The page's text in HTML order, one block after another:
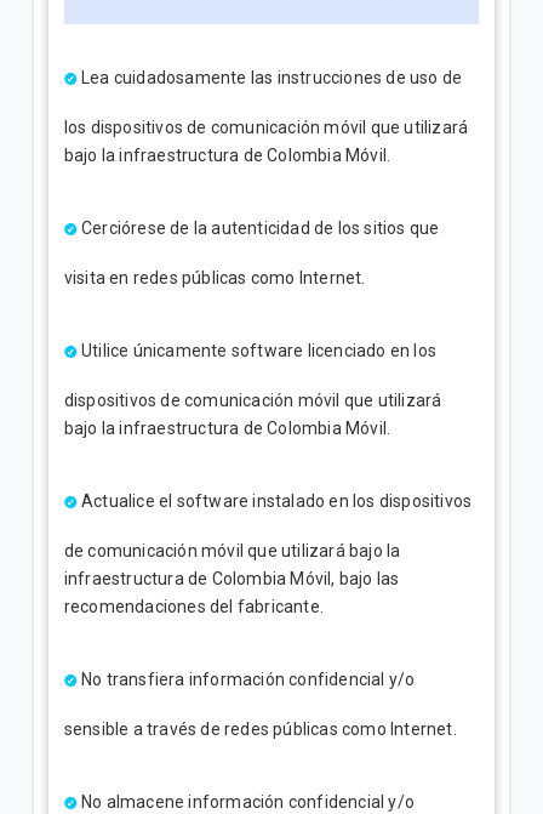
Lea cuidadosamente las instrucciones de uso de
los dispositivos de comunicación móvil que utilizará
bajo la infraestructura de Colombia Móvil.
Cerciórese de la autenticidad de los sitios que
visita en redes públicas como Internet.
Utilice únicamente software licenciado en los
dispositivos de comunicación móvil que utilizará
bajo la infraestructura de Colombia Móvil.
Actualice el software instalado en los dispositivos
de comunicación móvil que utilizará bajo la
infraestructura de Colombia Móvil, bajo las
recomendaciones del fabricante.
No transfiera información confidencial y/o
sensible a través de redes públicas como Internet.
No almacene información confidencial y/o